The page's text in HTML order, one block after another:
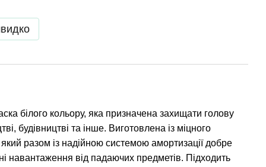
білого кольору, яка призначена захищати голову
будівництві та інше. Виготовлена із міцного
який разом із надійною системою амортизації добре
навантаження від падаючих предметів. Підходить